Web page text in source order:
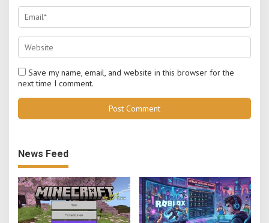
Save my name, email, and website in this browser for the
next time I comment.
News Feed